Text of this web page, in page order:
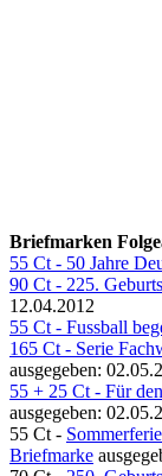
Briefmarken
55 Ct - 50 Jahre
90 Ct - 225.
12.04.2012
55 Ct - Fussball
165 Ct - Serie
ausgegeben:
55 + 25 Ct - Für
ausgegeben:
55 Ct -
Briefmarke